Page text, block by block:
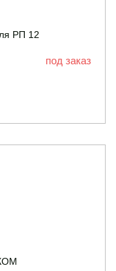
РП 12
под заказ